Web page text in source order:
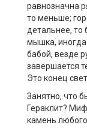
равнозначна
то меньше;
детальнее, то
мышка, иногда
бабой, везде
завершается
Это конец
Занятно, что
Гераклит?
камень